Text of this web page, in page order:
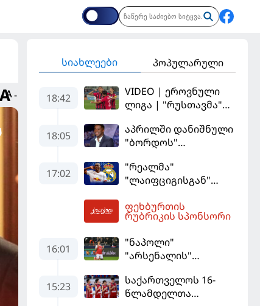
-
სიახლეები პოპულარული
18:42
VIDEO | ეროვნული
ლიგა | "რუსთავმა"
დამსახურებულად
მოიგო, "ტორპედომ"
18:05
აპრილში დანიშნული
"ბორდოს"
გადააყენეს
17:02
"რეალმა"
"ლაიფციგისგან"
მილიონად შეიძინა
ფეხბურთის
რუბრიკის სპონსორი
16:01
"ნაპოლი"
"არსენალის"
შეძენას ცდილობს
15:23
საქართველოს 16-
წლამდელთა